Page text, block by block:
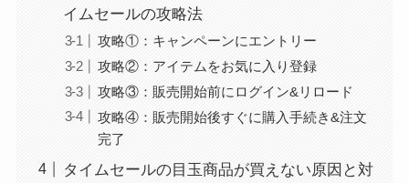
イムセールの攻略法
攻略①：キャンペーンにエントリー
攻略②：アイテムをお気に入り登録
攻略③：販売開始前にログイン&リロード
攻略④：販売開始後すぐに購入手続き&注文
完了
タイムセールの目玉商品が買えない原因と対